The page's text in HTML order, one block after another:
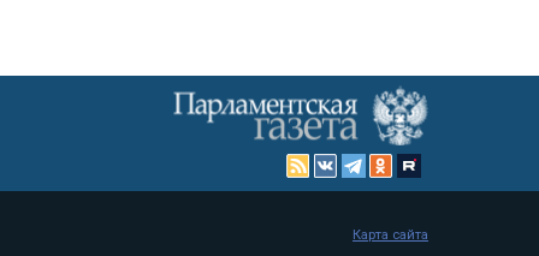
Карта сайта